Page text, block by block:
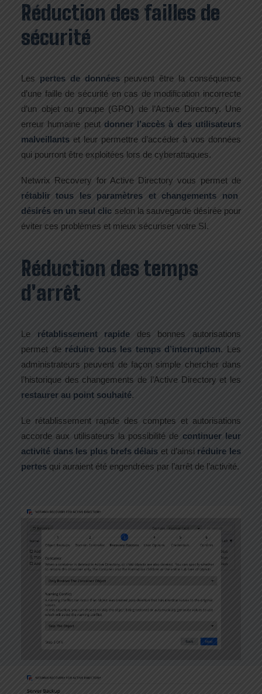
Réduction des failles de
sécurité
Les pertes de donnéespeuvent être la conséquence
d’une faille de sécurité en cas de modification incorrecte
d’un objet ou groupe (GPO) de l’Active Directory. Une
erreur humaine peut donner l’accès à des utilisateurs
malveillants et leur permettre d’accéder à vos données
qui pourront être exploitées lors de cyberattaques.
Netwrix Recovery for Active Directory vous permet de
rétablir tous les paramètres et changements non
désirés en un seul clic selon la sauvegarde désirée pour
éviter ces problèmes et mieux sécuriser votre SI.
Réduction des temps
d'arrêt
Le rétablissement rapide des bonnes autorisations
permet de réduire tous les temps d’interruption. Les
administrateurs peuvent de façon simple chercher dans
l’historique des changements de l’Active Directory et les
restaurer au point souhaité.
Le rétablissement rapide des comptes et autorisations
accorde aux utilisateurs la possibilité de continuer leur
activité dans les plus brefs délais et d’ainsi réduire les
pertes qui auraient été engendrées par l’arrêt de l’activité.